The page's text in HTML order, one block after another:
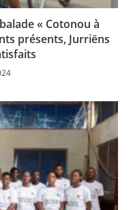
« Cotonou à
présents, Jurriëns